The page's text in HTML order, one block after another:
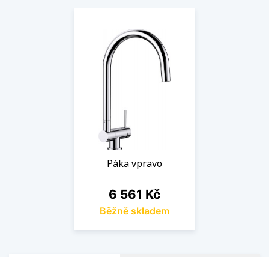
Páka vpravo
Cena
6 561 Kč
Běžně skladem